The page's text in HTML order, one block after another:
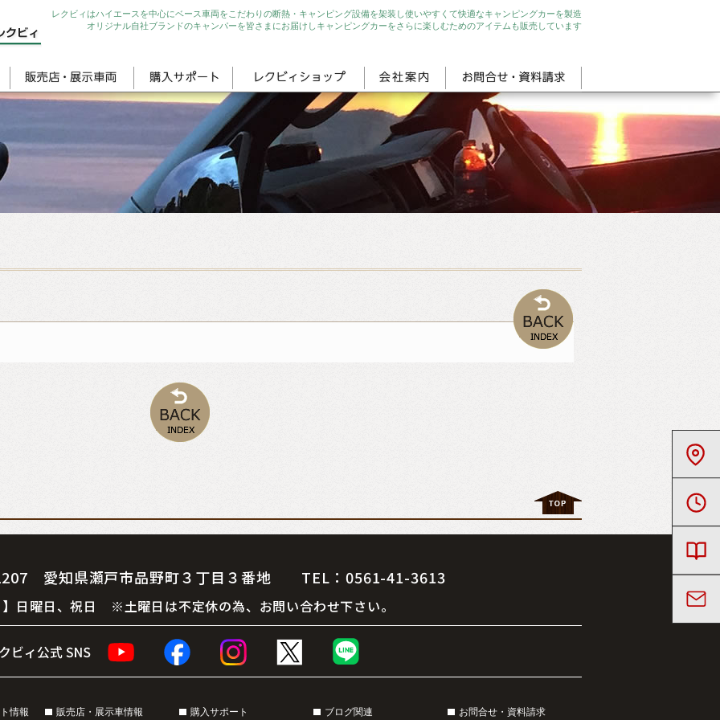
レクビィはハイエースを中心にベース車両をこだわりの断熱・キャンピング設備を架装し使いやすくて快適なキャンピングカーを製造
オリジナル自社ブランドのキャンパーを皆さまにお届けしキャンピングカーをさらに楽しむためのアイテムも販売しています
愛知県瀬戸市品野町３丁目３番地 TEL：0561-41-3613
日曜日、祝日 ※土曜日は不定休の為、お問い合わせ下さい。
情報 販売店・展示車情報 購入サポート ブログ関連 お問合せ・資料請求